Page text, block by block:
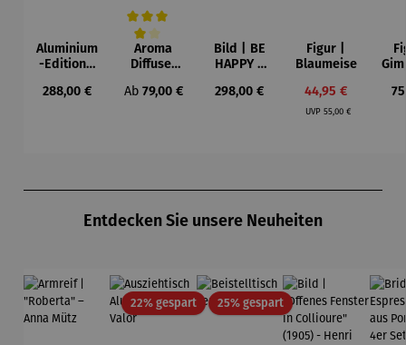
Aluminium
-Edition |
MY LIFE
Regulärer Preis:
288,00 €
Durchschnittliche Bewertung von 4 von 5 Sternen
Aroma
Diffuser
Laterne –
Regulärer Preis:
Ab 79,00 €
Bild | BE
HAPPY –
Pfannsch
Regulärer Preis:
298,00 €
Figur |
Blaumeise
Verkaufspreis:
44,95 €
UVP Regulärer Preis:
55,00 €
Entdecken Sie unsere Neuheiten
22% gespartRabatt25% gespartRabatt